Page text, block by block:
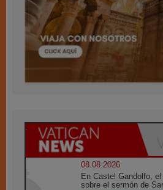
08.08.2026
En Castel Gandolfo,
sobre el sermón de